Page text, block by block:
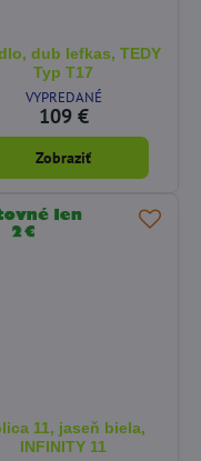
dub lefkas, TEDY
Typ T17
VYPREDANÉ
109 €
Zobraziť
11, jaseň biela,
INFINITY 11